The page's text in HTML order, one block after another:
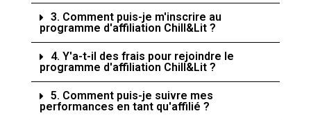
3. Comment puis-je m'inscrire au
programme d'affiliation Chill&Lit ?
4. Y'a-t-il des frais pour rejoindre le
programme d'affiliation Chill&Lit ?
5. Comment puis-je suivre mes
performances en tant qu'affilié ?